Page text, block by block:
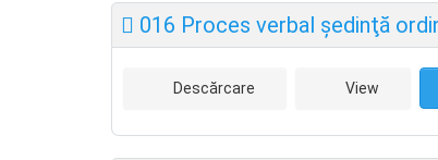
016 Proces verbal şedinţă
Descărcare View